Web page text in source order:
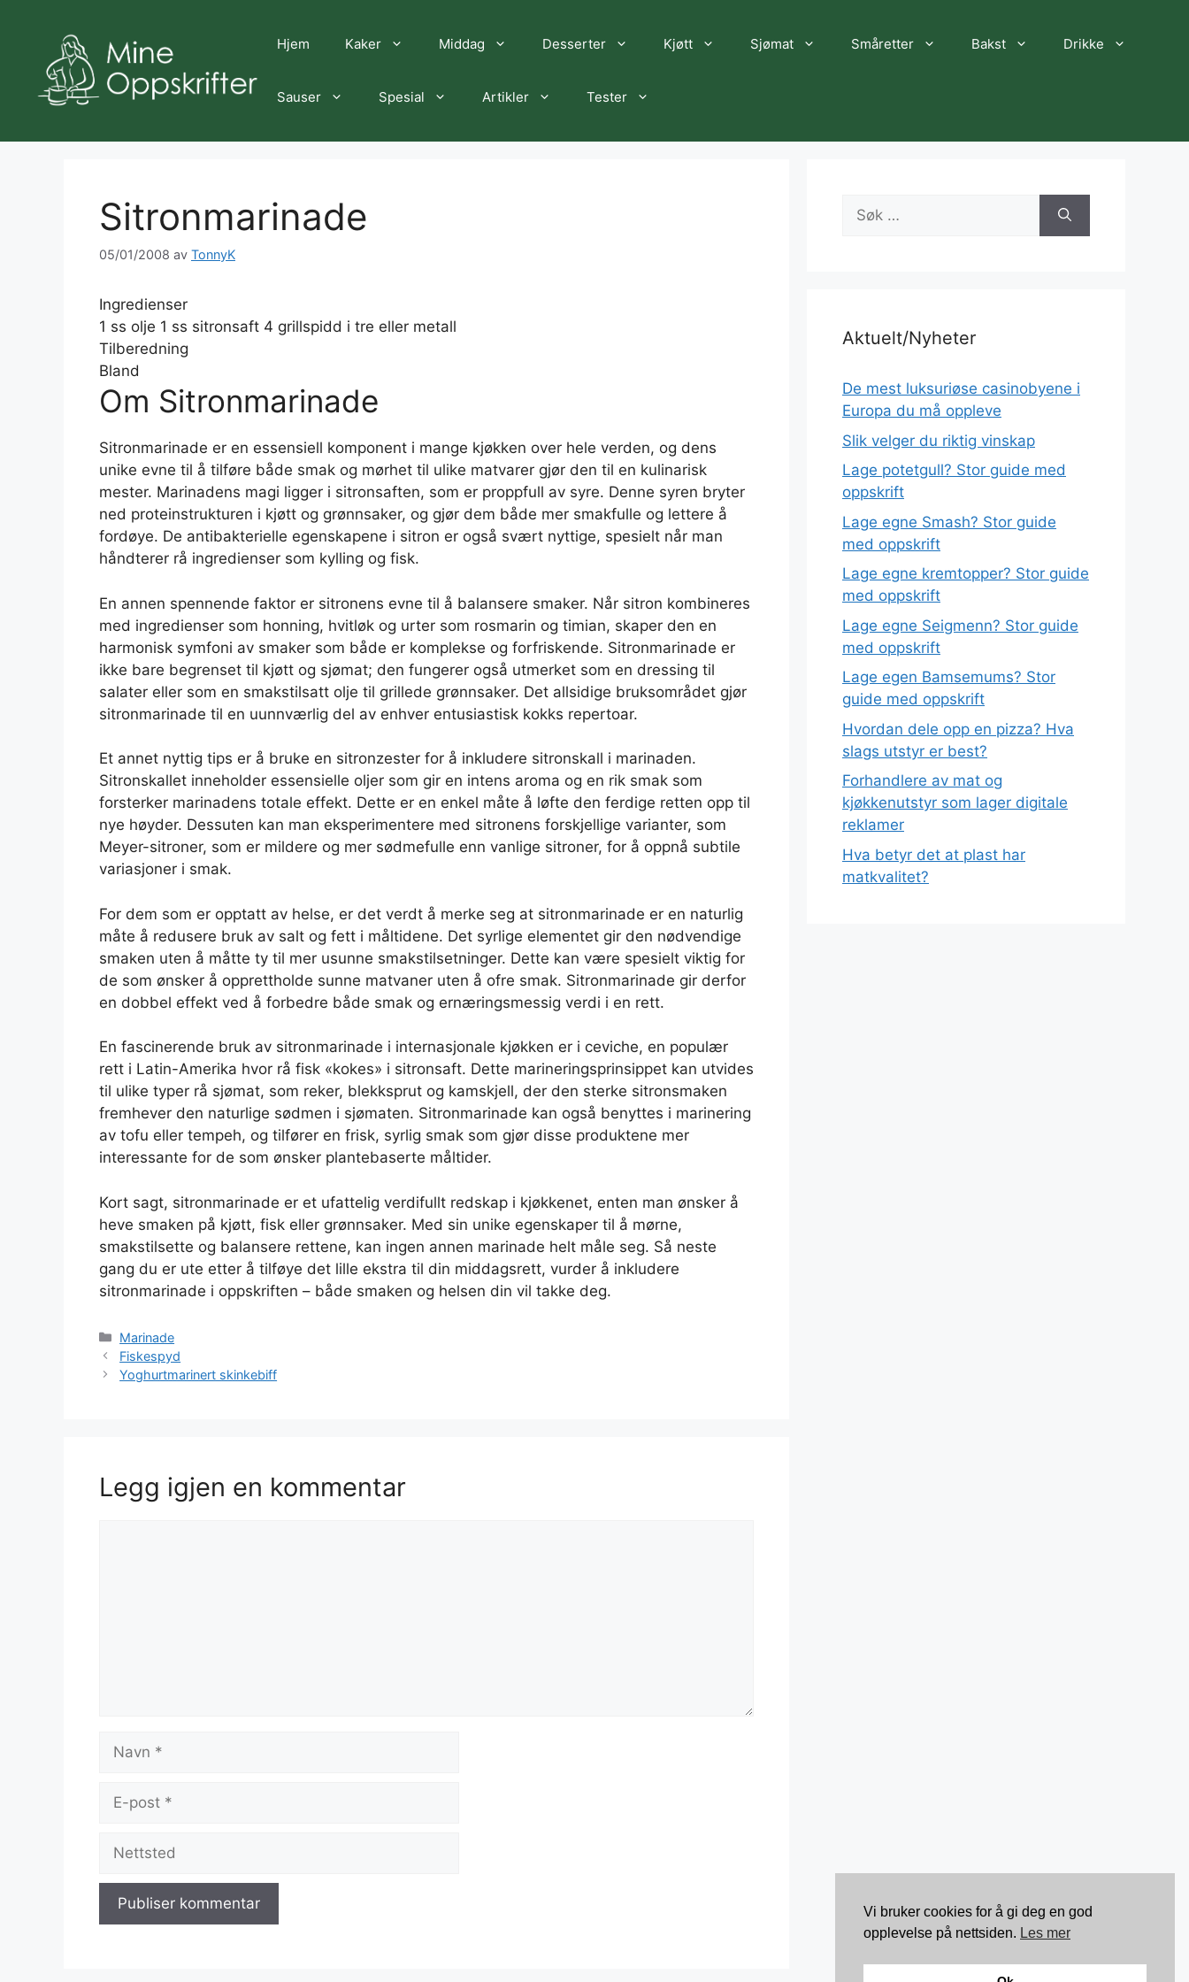
Hjem Kaker Middag Desserter Kjøtt Sjømat Småretter Bakst Drikke
Sauser Spesial Artikler Tester
Sitronmarinade
05/01/2008 av TonnyK
Ingredienser
1 ss olje 1 ss sitronsaft 4 grillspidd i tre eller metall
Tilberedning
Bland
Om Sitronmarinade
Sitronmarinade er en essensiell komponent i mange kjøkken over hele verden, og dens
unike evne til å tilføre både smak og mørhet til ulike matvarer gjør den til en kulinarisk
mester. Marinadens magi ligger i sitronsaften, som er proppfull av syre. Denne syren bryter
ned proteinstrukturen i kjøtt og grønnsaker, og gjør dem både mer smakfulle og lettere å
fordøye. De antibakterielle egenskapene i sitron er også svært nyttige, spesielt når man
håndterer rå ingredienser som kylling og fisk.
En annen spennende faktor er sitronens evne til å balansere smaker. Når sitron kombineres
med ingredienser som honning, hvitløk og urter som rosmarin og timian, skaper den en
harmonisk symfoni av smaker som både er komplekse og forfriskende. Sitronmarinade er
ikke bare begrenset til kjøtt og sjømat; den fungerer også utmerket som en dressing til
salater eller som en smakstilsatt olje til grillede grønnsaker. Det allsidige bruksområdet gjør
sitronmarinade til en uunnværlig del av enhver entusiastisk kokks repertoar.
Et annet nyttig tips er å bruke en sitronzester for å inkludere sitronskall i marinaden.
Sitronskallet inneholder essensielle oljer som gir en intens aroma og en rik smak som
forsterker marinadens totale effekt. Dette er en enkel måte å løfte den ferdige retten opp til
nye høyder. Dessuten kan man eksperimentere med sitronens forskjellige varianter, som
Meyer-sitroner, som er mildere og mer sødmefulle enn vanlige sitroner, for å oppnå subtile
variasjoner i smak.
For dem som er opptatt av helse, er det verdt å merke seg at sitronmarinade er en naturlig
måte å redusere bruk av salt og fett i måltidene. Det syrlige elementet gir den nødvendige
smaken uten å måtte ty til mer usunne smakstilsetninger. Dette kan være spesielt viktig for
de som ønsker å opprettholde sunne matvaner uten å ofre smak. Sitronmarinade gir derfor
en dobbel effekt ved å forbedre både smak og ernæringsmessig verdi i en rett.
En fascinerende bruk av sitronmarinade i internasjonale kjøkken er i ceviche, en populær
rett i Latin-Amerika hvor rå fisk «kokes» i sitronsaft. Dette marineringsprinsippet kan utvides
til ulike typer rå sjømat, som reker, blekksprut og kamskjell, der den sterke sitronsmaken
fremhever den naturlige sødmen i sjømaten. Sitronmarinade kan også benyttes i marinering
av tofu eller tempeh, og tilfører en frisk, syrlig smak som gjør disse produktene mer
interessante for de som ønsker plantebaserte måltider.
Kort sagt, sitronmarinade er et ufattelig verdifullt redskap i kjøkkenet, enten man ønsker å
heve smaken på kjøtt, fisk eller grønnsaker. Med sin unike egenskaper til å mørne,
smakstilsette og balansere rettene, kan ingen annen marinade helt måle seg. Så neste
gang du er ute etter å tilføye det lille ekstra til din middagsrett, vurder å inkludere
sitronmarinade i oppskriften – både smaken og helsen din vil takke deg.
Kategorier
Marinade
Fiskespyd
Yoghurtmarinert skinkebiff
Legg igjen en kommentar
post
Søk
etter:
Aktuelt/Nyheter
De mest luksuriøse casinobyene i
Europa du må oppleve
Slik velger du riktig vinskap
Lage potetgull? Stor guide med
oppskrift
Lage egne Smash? Stor guide
med oppskrift
Lage egne kremtopper? Stor guide
med oppskrift
Lage egne Seigmenn? Stor guide
med oppskrift
Lage egen Bamsemums? Stor
guide med oppskrift
Hvordan dele opp en pizza? Hva
slags utstyr er best?
Forhandlere av mat og
kjøkkenutstyr som lager digitale
reklamer
Hva betyr det at plast har
matkvalitet?
Vi bruker cookies for å gi deg en god
opplevelse på nettsiden. Les mer